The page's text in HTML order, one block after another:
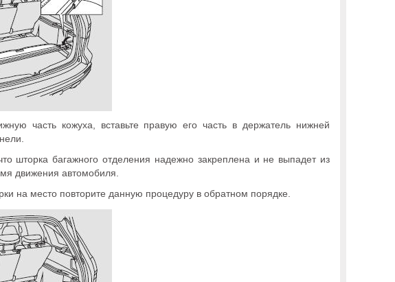
часть кожуха, вставьте правую его часть в держатель нижней
шторка багажного отделения надежно закреплена и не выпадет из
движения автомобиля.
на место повторите данную процедуру в обратном порядке.